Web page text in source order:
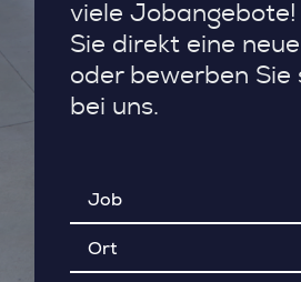
viele
Sie direkt eine
oder bewerben Sie
bei uns.